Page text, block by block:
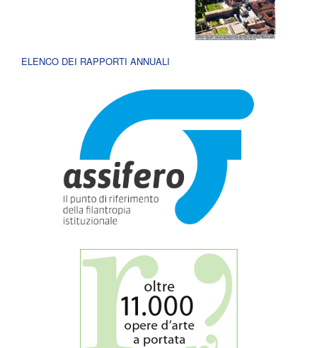
ELENCO DEI RAPPORTI ANNUALI